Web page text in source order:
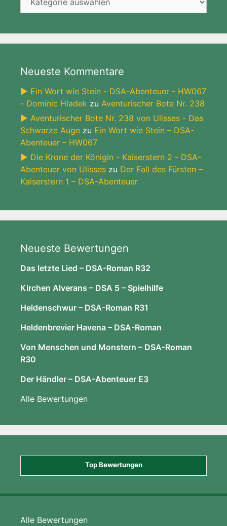
Neueste Kommentare
► Ein Wort wie Stein - DSA-Abenteuer - HW067
- Dominic Hladek zu Aventurischer Bote Nr. 238
► Aventurischer Bote Nr. 238 von Ulisses - Das
Schwarze Auge zu Ein Wort wie Stein – DSA-
Abenteuer – HW067
► Die Krone der Königin - Kaiserstern 2 - DSA-
Abenteuer von Ulisses zu Der Fall des Fürsten –
Kaiserstern 1 – DSA-Abenteuer
Neueste Bewertungen
Das letzte Lied – DSA-Roman R32
Kirchen Alverans – DSA 5 – Spielhilfe
Heldenschwur – DSA-Roman R31
Heldenbrevier Havena – DSA-Roman
Von Menschen und Monstern – DSA-Roman
R30
Der Händler – DSA-Abenteuer E3
Alle Bewertungen
Top Bewertungen
Alle Bewertungen